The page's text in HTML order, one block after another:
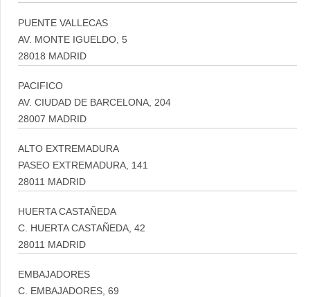
PUENTE VALLECAS
AV. MONTE IGUELDO, 5
28018 MADRID
PACIFICO
AV. CIUDAD DE BARCELONA, 204
28007 MADRID
ALTO EXTREMADURA
PASEO EXTREMADURA, 141
28011 MADRID
HUERTA CASTAÑEDA
C. HUERTA CASTAÑEDA, 42
28011 MADRID
EMBAJADORES
C. EMBAJADORES, 69